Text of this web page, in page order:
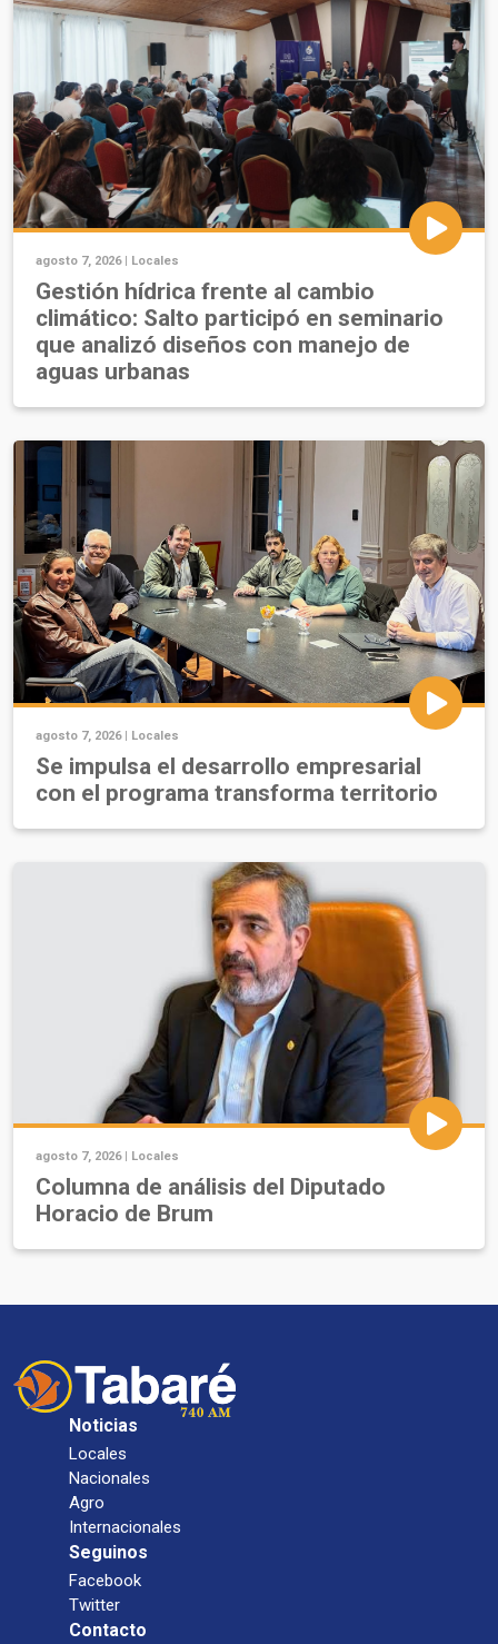
agosto 7, 2026 | Locales
Gestión hídrica frente al cambio
climático: Salto participó en seminario
que analizó diseños con manejo de
aguas urbanas
agosto 7, 2026 | Locales
Se impulsa el desarrollo empresarial
con el programa transforma territorio
agosto 7, 2026 | Locales
Columna de análisis del Diputado
Horacio de Brum
Noticias
Locales
Nacionales
Agro
Internacionales
Seguinos
Facebook
Twitter
Contacto